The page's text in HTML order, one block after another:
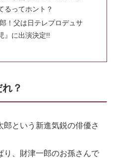
るってホント？
！父は日テレプロデュサ
』に出演決定!!
？
という新進気鋭の俳優さ
り、財津一郎のお孫さんで